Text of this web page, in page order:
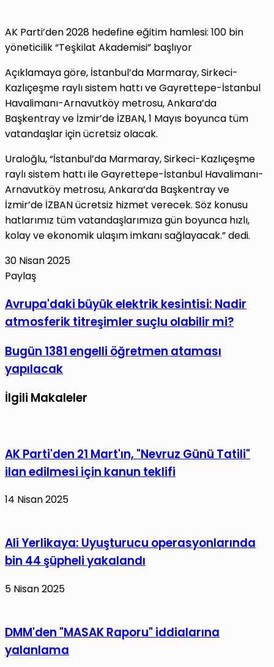
AK Parti’den 2028 hedefine eğitim hamlesi: 100 bin
yöneticilik “Teşkilat Akademisi” başlıyor
Açıklamaya göre, İstanbul’da Marmaray, Sirkeci-
Kazlıçeşme raylı sistem hattı ve Gayrettepe-İstanbul
Havalimanı-Arnavutköy metrosu, Ankara’da
Başkentray ve İzmir’de İZBAN, 1 Mayıs boyunca tüm
vatandaşlar için ücretsiz olacak.
Uraloğlu, “İstanbul’da Marmaray, Sirkeci-Kazlıçeşme
raylı sistem hattı ile Gayrettepe-İstanbul Havalimanı-
Arnavutköy metrosu, Ankara’da Başkentray ve
İzmir’de İZBAN ücretsiz hizmet verecek. Söz konusu
hatlarımız tüm vatandaşlarımıza gün boyunca hızlı,
kolay ve ekonomik ulaşım imkanı sağlayacak.” dedi.
30 Nisan 2025
Paylaş
Posta
ile
Avrupa'daki
büyük
kesintisi:
Nadir
atmosferik
titreşimler
suçlu
Avrupa'daki büyük elektrik kesintisi: Nadir
atmosferik titreşimler suçlu olabilir mi?
Bugün
1381
engelli
öğretmen
Bugün 1381 engelli öğretmen ataması
yapılacak
İlgili Makaleler
AK Parti'den 21 Mart'ın, "Nevruz Günü Tatili"
ilan edilmesi için kanun teklifi
14 Nisan 2025
Ali Yerlikaya: Uyuşturucu operasyonlarında
bin 44 şüpheli yakalandı
5 Nisan 2025
DMM'den "MASAK Raporu" iddialarına
yalanlama